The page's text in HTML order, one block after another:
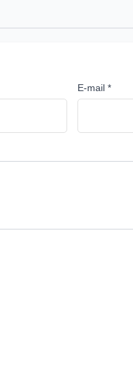
E-mail *